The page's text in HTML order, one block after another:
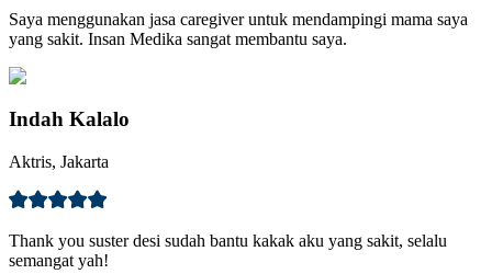
Saya menggunakan jasa caregiver untuk mendampingi mama saya
yang sakit. Insan Medika sangat membantu saya.
Indah Kalalo
Aktris, Jakarta
Thank you suster desi sudah bantu kakak aku yang sakit, selalu
semangat yah!